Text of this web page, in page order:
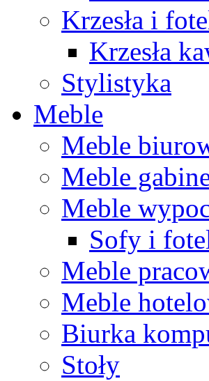
Krzesła i
Krzesła
Stylistyka
Meble
Meble
Meble
Meble
Sofy i
Meble
Meble
Biurka
Stoły